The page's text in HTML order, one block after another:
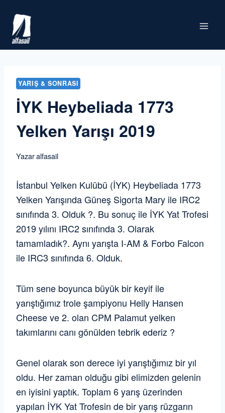
content
YARIŞ & SONRASI
İYK Heybeliada 1773
Yelken Yarışı 2019
Yazaralfasail
İstanbul Yelken Kulübü (İYK) Heybeliada 1773
Yelken Yarışında Güneş Sigorta Mary ile IRC2
sınıfında 3. Olduk ?. Bu sonuç ile İYK Yat Trofesi
2019 yılını IRC2 sınıfında 3. Olarak
tamamladık?. Aynı yarışta I-AM & Forbo Falcon
ile IRC3 sınıfında 6. Olduk.
Tüm sene boyunca büyük bir keyif ile
yarıştığımız trole şampiyonu Helly Hansen
Cheese ve 2. olan CPM Palamut yelken
takımlarını canı gönülden tebrik ederiz ?
Genel olarak son derece iyi yarıştığımız bir yıl
oldu. Her zaman olduğu gibi elimizden gelenin
en iyisini yaptık. Toplam 6 yarış üzerinden
yapılan İYK Yat Trofesin de bir yarış rüzgarın